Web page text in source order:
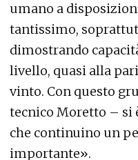
umano a
tantissimo,
dimostrando
livello, quasi alla
vinto. Con questo
tecnico Moretto – si
che continuino un
importante».